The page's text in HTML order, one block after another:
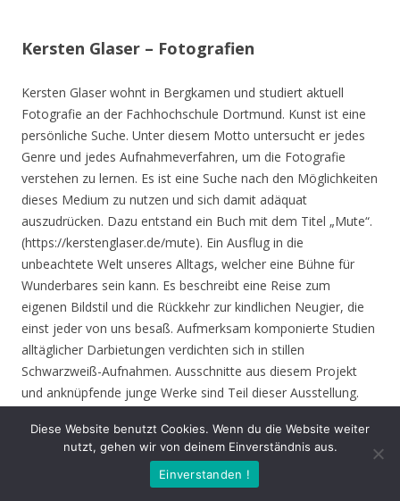
Kersten Glaser – Fotografien
Kersten Glaser wohnt in Bergkamen und studiert aktuell
Fotografie an der Fachhochschule Dortmund. Kunst ist eine
persönliche Suche. Unter diesem Motto untersucht er jedes
Genre und jedes Aufnahmeverfahren, um die Fotografie
verstehen zu lernen. Es ist eine Suche nach den Möglichkeiten
dieses Medium zu nutzen und sich damit adäquat
auszudrücken. Dazu entstand ein Buch mit dem Titel „Mute“.
(https://kerstenglaser.de/mute). Ein Ausflug in die
unbeachtete Welt unseres Alltags, welcher eine Bühne für
Wunderbares sein kann. Es beschreibt eine Reise zum
eigenen Bildstil und die Rückkehr zur kindlichen Neugier, die
einst jeder von uns besaß. Aufmerksam komponierte Studien
alltäglicher Darbietungen verdichten sich in stillen
Schwarzweiß-Aufnahmen. Ausschnitte aus diesem Projekt
und anknüpfende junge Werke sind Teil dieser Ausstellung.
Eröffnung: Donnerstag 17.06.21, 19.00 Uhr
: 17.06. – 01.08.21, geöffnet Mo. – Do. 8.30 – 16.00 Uhr,
Diese Website benutzt Cookies. Wenn du die Website weiter
nutzt, gehen wir von deinem Einverständnis aus.
Einverstanden !